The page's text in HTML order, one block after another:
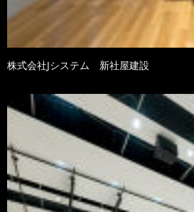
株式会社Jシステム 新社屋建設